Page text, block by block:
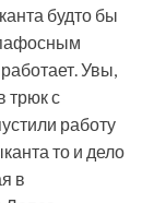
будто бы
Увы,
трюк с
работу
то и дело
в